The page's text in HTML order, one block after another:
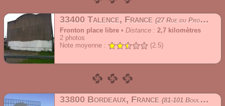
33400 Talence, France
27 Rue du Professeur Bergonié
Fronton place libre • Distance : 2,7 kilomètres
2 photos
Note moyenne :
(2.5)
33800 Bordeaux, France
81-101 Boulevard Jean Jacques Bosc